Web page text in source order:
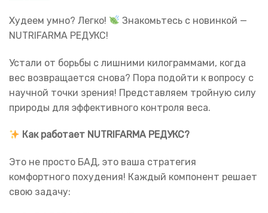
Худеем умно? Легко!
Знакомьтесь с новинкой —
NUTRIFARMA РЕДУКС!
Устали от борьбы с лишними килограммами, когда
вес возвращается снова? Пора подойти к вопросу с
научной точки зрения! Представляем тройную силу
природы для эффективного контроля веса.
Как работает NUTRIFARMA РЕДУКС?
Это не просто БАД, это ваша стратегия
комфортного похудения! Каждый компонент решает
свою задачу: